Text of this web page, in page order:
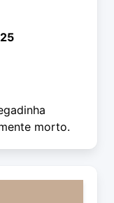
morto.